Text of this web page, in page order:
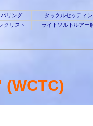
バリング タックルセッティ
クリスト ライトソルトルアー
(WCTC)